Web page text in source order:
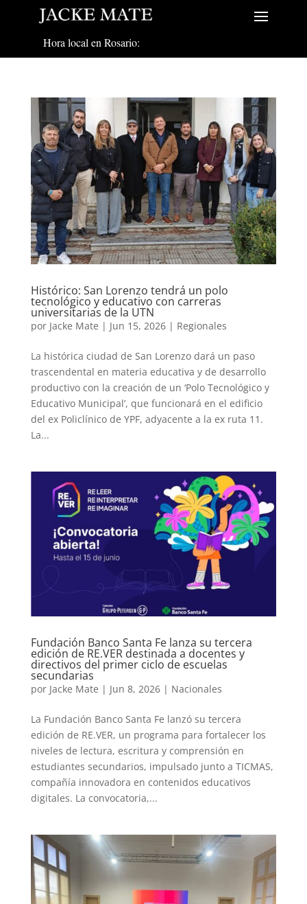
Hora local en Rosario:
Histórico: San Lorenzo tendrá un polo
tecnológico y educativo con carreras
universitarias de la UTN
por Jacke Mate | Jun 15, 2026| Regionales
La histórica ciudad de San Lorenzo dará un paso
trascendental en materia educativa y de desarrollo
productivo con la creación de un ‘Polo Tecnológico y
Educativo Municipal’, que funcionará en el edificio
del ex Policlínico de YPF, adyacente a la ex ruta 11.
La...
Fundación Banco Santa Fe lanza su tercera
edición de RE.VER destinada a docentes y
directivos del primer ciclo de escuelas
secundarias
por Jacke Mate | Jun 8, 2026| Nacionales
La Fundación Banco Santa Fe lanzó su tercera
edición de RE.VER, un programa para fortalecer los
niveles de lectura, escritura y comprensión en
estudiantes secundarios, impulsado junto a TICMAS,
compañía innovadora en contenidos educativos
digitales. La convocatoria,...